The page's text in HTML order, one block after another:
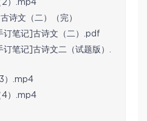
2）.mp4
诗文（二）（完）
订笔记]古诗文（二）.pdf
订笔记]古诗文二（试题版）.
）.mp4
4）.mp4